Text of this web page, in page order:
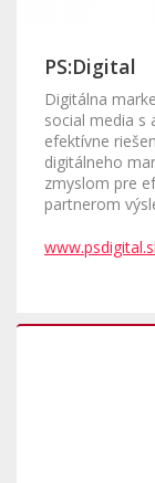
PS:Digital
Digitálna
social media s
efektívne
digitálneho
zmyslom pre
partnerom